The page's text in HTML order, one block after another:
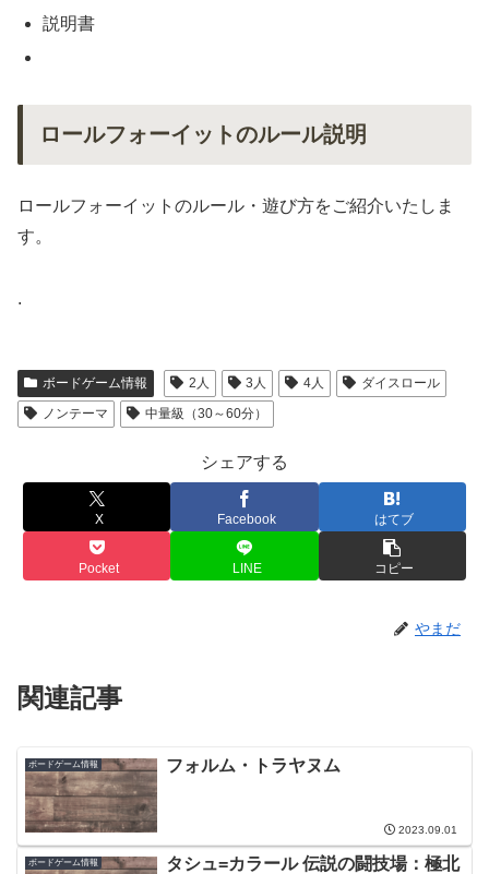
説明書
ロールフォーイットのルール説明
ロールフォーイットのルール・遊び方をご紹介いたしま
す。
.
ボードゲーム情報 2人 3人 4人
ダイスロール
ノンテーマ
中量級（30～60分）
シェアする
X Facebook はてブ
Pocket LINE コピー
やまだ
関連記事
ボードゲーム情報 フォルム・トラヤヌム
2023.09.01
ボードゲーム情報
タシュ=カラール 伝説の闘技場：極北